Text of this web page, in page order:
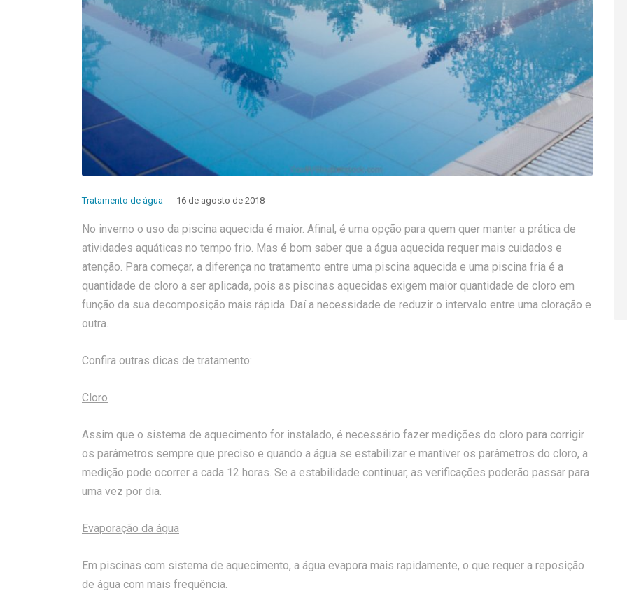
Tratamento de água 16 de agosto de 2018
No inverno o uso da piscina aquecida é maior. Afinal, é uma opção para quem quer manter a prática de
atividades aquáticas no tempo frio. Mas é bom saber que a água aquecida requer mais cuidados e
atenção. Para começar, a diferença no tratamento entre uma piscina aquecida e uma piscina fria é a
quantidade de cloro a ser aplicada, pois as piscinas aquecidas exigem maior quantidade de cloro em
função da sua decomposição mais rápida. Daí a necessidade de reduzir o intervalo entre uma cloração e
outra.
Confira outras dicas de tratamento:
Cloro
Assim que o sistema de aquecimento for instalado, é necessário fazer medições do cloro para corrigir
os parâmetros sempre que preciso e quando a água se estabilizar e mantiver os parâmetros do cloro, a
medição pode ocorrer a cada 12 horas. Se a estabilidade continuar, as verificações poderão passar para
uma vez por dia.
Evaporação da água
Em piscinas com sistema de aquecimento, a água evapora mais rapidamente, o que requer a reposição
de água com mais frequência.